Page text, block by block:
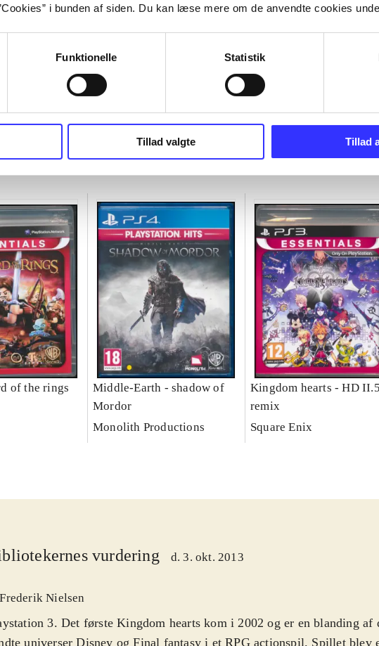
i bunden af siden. Du kan læse mere om de anvendte cookies
Funktionelle Statistik
Tillad valgte Tillad
of the rings
Middle-Earth - shadow of
Mordor
Monolith Productions
Kingdom hearts - HD II.5
remix
Square Enix
vurdering d. 3. okt. 2013
Frederik Nielsen
3. Det første Kingdom hearts kom i 2002 og er en blanding af
universer Disney og Final fantasy i et RPG actionspil. Spillet blev